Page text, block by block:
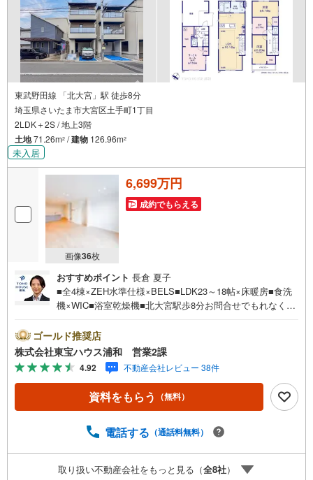
東武野田線 「北大宮」駅 徒歩8分
埼玉県さいたま市大宮区土手町1丁目
2LDK＋2S / 地上3階
土地71.26m2 /建物 126.96m2
未入居
画像36枚
6,699万円
成約でもらえる
おすすめポイント 長倉 夏子
■全4棟×ZEH水準仕様×BELS■LDK23～18帖×床暖房■食洗
機×WIC■浴室乾燥機■北大宮駅歩8分お問合せでもれなく
（年中無休）こちらの時間帯はお電話でのお問い合わせが
スムーズにご案内できますぜひお気軽にご連絡下さい！東
宝ハウスライフソリューションズグループ 東宝ハウス浦
和 特別提携金利〔一例〕東宝ハウス浦和の住宅ローン■変
動金利全期間引下げプラン⇒住宅ローン金利優遇割の最大
適用《0.89％》と某信用金庫金利1.275％の比較借入金4000
実行分まで（審査・要件があります）◇TOHO HOUSE CL
が直接ご対応ライフプランニング、かけつけサポート、Clu
b Offプレミアムなど多彩なサービスがございます
ゴールド推奨店
株式会社東宝ハウス浦和 営業2課
4.92 不動産会社レビュー 38件
資料をもらう （無料）
電話する （通話料無料）
取り扱い不動産会社をもっと見る（全8社）